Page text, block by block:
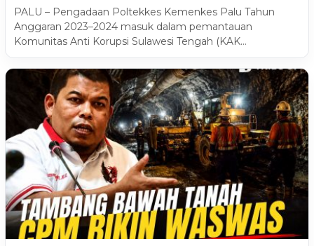
PALU – Pengadaan Poltekkes Kemenkes Palu Tahun
Anggaran 2023–2024 masuk dalam pemantauan
Komunitas Anti Korupsi Sulawesi Tengah (KAK…